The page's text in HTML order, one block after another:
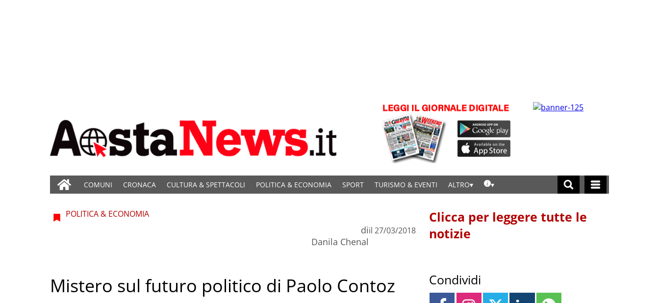
COMUNI CRONACA CULTURA & SPETTACOLI POLITICA & ECONOMIA SPORT TURISMO & EVENTI ALTRO
POLITICA & ECONOMIA
di
Danila Chenal
il 27/03/2018
Mistero sul futuro politico di Paolo Contoz
Clicca per leggere tutte le
notizie
Condividi